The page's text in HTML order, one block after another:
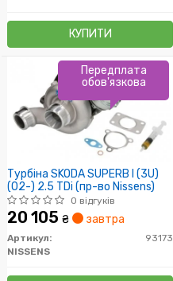
КУПИТИ
Турбіна SKODA SUPERB I (3U)
(02-) 2.5 TDi (пр-во Nissens)
0 відгуків
20 105 ₴ завтра
Артикул:
93173
NISSENS
Передплата
обов'язкова